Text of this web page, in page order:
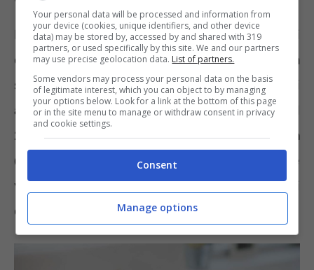
La storia di Chas insegna molto ai proprietari
di animali domestici. Questo influencer ha
saputo trasformare la sua passione per gli
amici a quattro zampe in un business. Nel
2022 ha apertola pagina Instagram
@throught.the.lleavesiniziando a pubblicare
video ironici e dolci dei suoi otto animali
domestici.
Your personal data will be processed and information from
your device (cookies, unique identifiers, and other device
data) may be stored by, accessed by and shared with 319
partners, or used specifically by this site. We and our partners
may use precise geolocation data. List of partners.
Some vendors may process your personal data on the basis
of legitimate interest, which you can object to by managing
your options below. Look for a link at the bottom of this page
or in the site menu to manage or withdraw consent in privacy
and cookie settings.
Consent
Manage options